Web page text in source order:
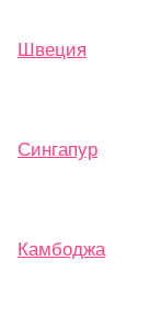
Швеция
Сингапур
Камбоджа